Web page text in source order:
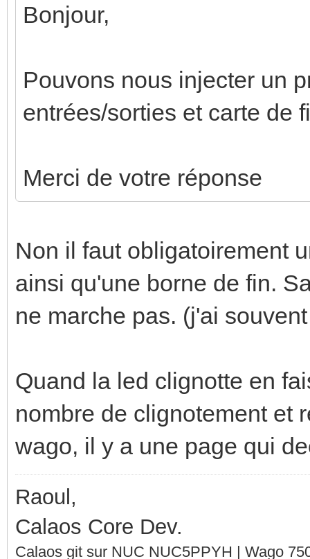
Bonjour,
Pouvons nous injecter un
entrées/sorties et carte de
Merci de votre réponse
Non il faut obligatoirement
ainsi qu'une borne de fin.
ne marche pas. (j'ai
Quand la led clignotte en
nombre de clignotement et
wago, il y a une page qui
Raoul,
Calaos Core Dev.
Calaos git sur NUC NUC5PPYH | Wago